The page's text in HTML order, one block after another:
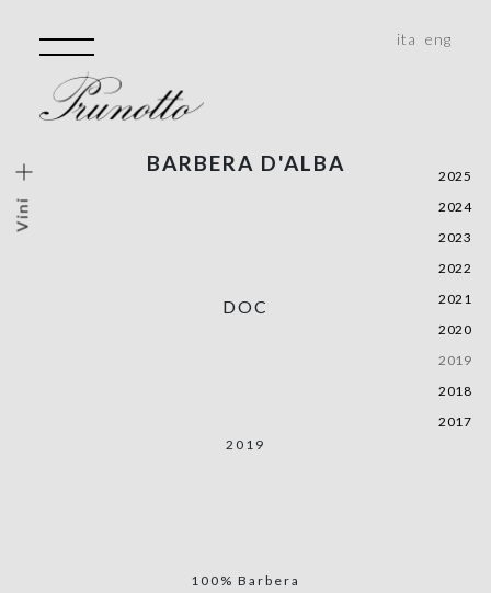
ita eng
Vigneto
2025
2024
2023
2022
2021
2020
2019
2018
2017
Vini
BARBERA D'ALBA
DOC
2019
100% Barbera